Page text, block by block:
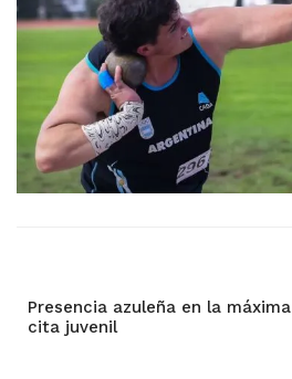
Presencia azuleña en la máxima
cita juvenil